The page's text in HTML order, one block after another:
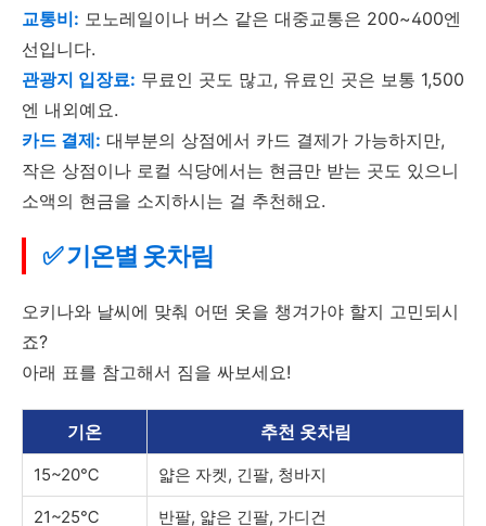
교통비: 모노레일이나 버스 같은 대중교통은 200~400엔
선입니다.
관광지 입장료: 무료인 곳도 많고, 유료인 곳은 보통 1,500
엔 내외예요.
카드 결제: 대부분의 상점에서 카드 결제가 가능하지만,
작은 상점이나 로컬 식당에서는 현금만 받는 곳도 있으니
소액의 현금을 소지하시는 걸 추천해요.
✅ 기온별 옷차림
오키나와 날씨에 맞춰 어떤 옷을 챙겨가야 할지 고민되시
죠?
아래 표를 참고해서 짐을 싸보세요!
기온 추천 옷차림
15~20℃ 얇은 자켓, 긴팔, 청바지
21~25℃ 반팔, 얇은 긴팔, 가디건